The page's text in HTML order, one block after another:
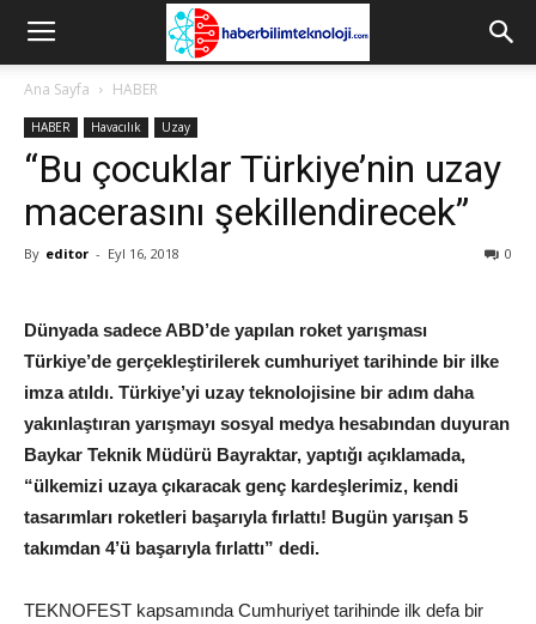
Ana Sayfa HABER
HABER Havacılık Uzay
“Bu çocuklar Türkiye’nin uzay
macerasını şekillendirecek”
By editor - Eyl 16, 2018 0
Dünyada sadece ABD’de yapılan roket yarışması
Türkiye’de gerçekleştirilerek cumhuriyet tarihinde bir ilke
imza atıldı. Türkiye’yi uzay teknolojisine bir adım daha
yakınlaştıran yarışmayı sosyal medya hesabından duyuran
Baykar Teknik Müdürü Bayraktar, yaptığı açıklamada,
“ülkemizi uzaya çıkaracak genç kardeşlerimiz, kendi
tasarımları roketleri başarıyla fırlattı! Bugün yarışan 5
takımdan 4’ü başarıyla fırlattı” dedi.
TEKNOFEST kapsamında Cumhuriyet tarihinde ilk defa bir